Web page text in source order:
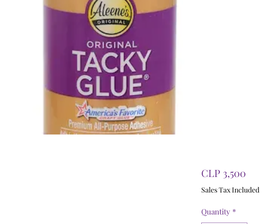
CLP 3,500Price
Sales Tax Included
Quantity *